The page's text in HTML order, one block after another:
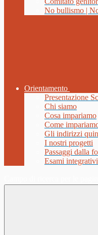
No bullismo |
Orientamento
Presentazione
Chi siamo
Cosa impariamo
Come
Gli indirizzi
I nostri progetti
Passaggi dalla
Esami